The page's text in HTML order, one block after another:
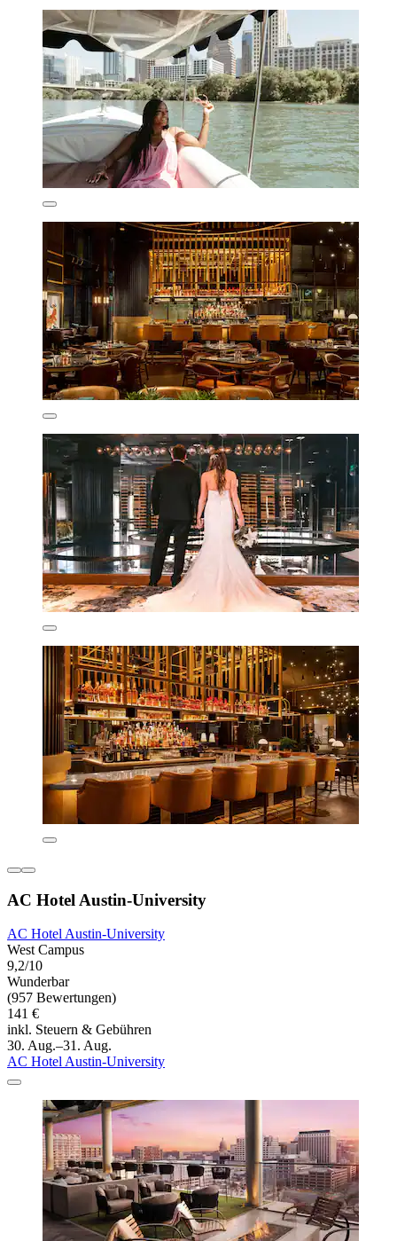
AC Hotel Austin-University
AC Hotel Austin-University
West Campus
9,2/10
Wunderbar
(957 Bewertungen)
141 €
inkl. Steuern & Gebühren
30. Aug.–31. Aug.
AC Hotel Austin-University